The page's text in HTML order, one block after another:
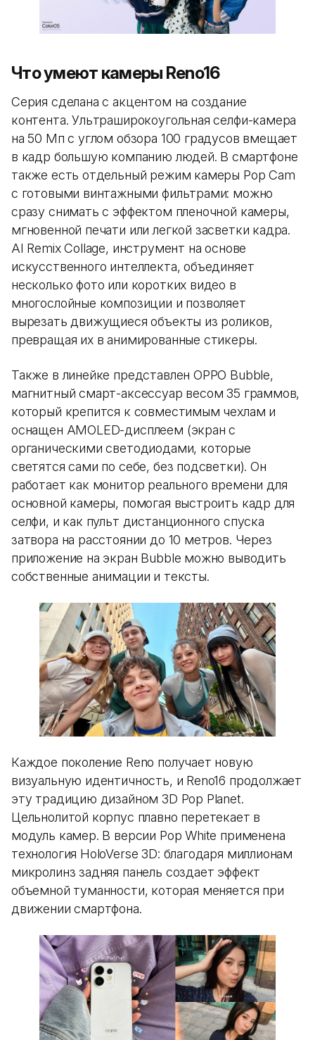
Что умеют камеры Reno16
Серия сделана с акцентом на создание
контента. Ультраширокоугольная селфи-камера
на 50 Мп с углом обзора 100 градусов вмещает
в кадр большую компанию людей. В смартфоне
также есть отдельный режим камеры Pop Cam
с готовыми винтажными фильтрами: можно
сразу снимать с эффектом пленочной камеры,
мгновенной печати или легкой засветки кадра.
AI Remix Collage, инструмент на основе
искусственного интеллекта, объединяет
несколько фото или коротких видео в
многослойные композиции и позволяет
вырезать движущиеся объекты из роликов,
превращая их в анимированные стикеры.
Также в линейке представлен OPPO Bubble,
магнитный смарт-аксессуар весом 35 граммов,
который крепится к совместимым чехлам и
оснащен AMOLED-дисплеем (экран с
органическими светодиодами, которые
светятся сами по себе, без подсветки). Он
работает как монитор реального времени для
основной камеры, помогая выстроить кадр для
селфи, и как пульт дистанционного спуска
затвора на расстоянии до 10 метров. Через
приложение на экран Bubble можно выводить
собственные анимации и тексты.
Каждое поколение Reno получает новую
визуальную идентичность, и Reno16 продолжает
эту традицию дизайном 3D Pop Planet.
Цельнолитой корпус плавно перетекает в
модуль камер. В версии Pop White применена
технология HoloVerse 3D: благодаря миллионам
микролинз задняя панель создает эффект
объемной туманности, которая меняется при
движении смартфона.